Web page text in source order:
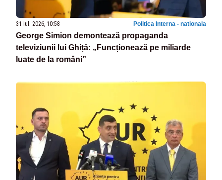
31 iul. 2026, 10:58 Politica Interna - nationala
George Simion demontează propaganda
televiziunii lui Ghiță: „Funcționează pe miliarde
luate de la români”